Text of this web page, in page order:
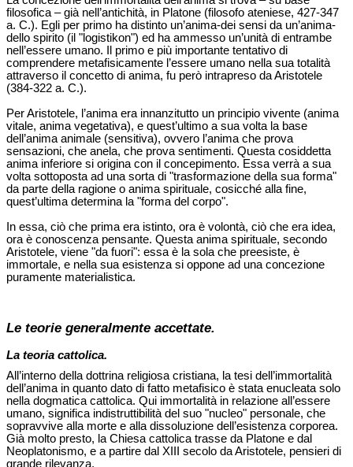
filosofica – già nell’antichità, in Platone (filosofo ateniese, 427-347
a. C.). Egli per primo ha distinto un’anima-dei sensi da un’anima-
dello spirito (il "logistikon") ed ha ammesso un’unità di entrambe
nell’essere umano. Il primo e più importante tentativo di
comprendere metafisicamente l’essere umano nella sua totalità
attraverso il concetto di anima, fu però intrapreso da Aristotele
(384-322 a. C.).
Per Aristotele, l’anima era innanzitutto un principio vivente (anima
vitale, anima vegetativa), e quest’ultimo a sua volta la base
dell’anima animale (sensitiva), ovvero l’anima che prova
sensazioni, che anela, che prova sentimenti. Questa cosiddetta
anima inferiore si origina con il concepimento. Essa verrà a sua
volta sottoposta ad una sorta di "trasformazione della sua forma"
da parte della ragione o anima spirituale, cosicché alla fine,
quest’ultima determina la "forma del corpo".
In essa, ciò che prima era istinto, ora è volontà, ciò che era idea,
ora è conoscenza pensante. Questa anima spirituale, secondo
Aristotele, viene "da fuori": essa è la sola che preesiste, è
immortale, e nella sua esistenza si oppone ad una concezione
puramente materialistica.
Le teorie generalmente accettate.
La teoria cattolica.
All’interno della dottrina religiosa cristiana, la tesi dell’immortalità
dell’anima in quanto dato di fatto metafisico è stata enucleata solo
nella dogmatica cattolica. Qui immortalità in relazione all’essere
umano, significa indistruttibilità del suo "nucleo" personale, che
sopravvive alla morte e alla dissoluzione dell’esistenza corporea.
Già molto presto, la Chiesa cattolica trasse da Platone e dal
Neoplatonismo, e a partire dal XIII secolo da Aristotele, pensieri di
grande rilevanza.